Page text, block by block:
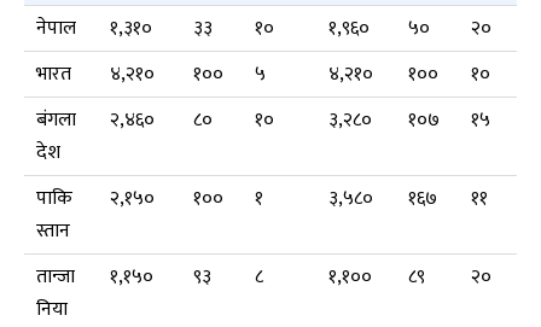
नेपाल १,३१० ३३ १० १,९६० ५०
२०
भारत
४,२१० १०० ५ ४,२१० १००
१०
बंगला
देश
२,४६० ८० १० ३,२८० १०७ १५
पाकि
स्तान
२,१५० १०० १ ३,५८० १६७ ११
तान्जा
निया
१,१५० ९३ ८ १,१०० ८९ २०